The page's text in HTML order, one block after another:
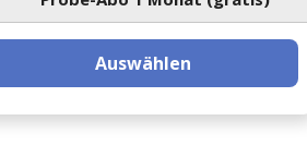
Auswählen